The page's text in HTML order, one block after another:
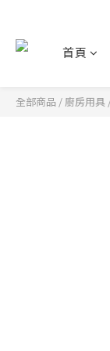
首頁
全部商品 / 廚房用具